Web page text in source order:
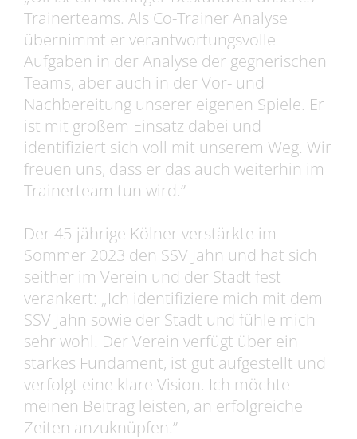
Trainerteams. Als Co-Trainer Analyse
übernimmt er verantwortungsvolle
Aufgaben in der Analyse der gegnerischen
Teams, aber auch in der Vor- und
Nachbereitung unserer eigenen Spiele. Er
ist mit großem Einsatz dabei und
identifiziert sich voll mit unserem Weg. Wir
freuen uns, dass er das auch weiterhin im
Trainerteam tun wird.”
Der 45-jährige Kölner verstärkte im
Sommer 2023 den SSV Jahn und hat sich
seither im Verein und der Stadt fest
verankert: „Ich identifiziere mich mit dem
SSV Jahn sowie der Stadt und fühle mich
sehr wohl. Der Verein verfügt über ein
starkes Fundament, ist gut aufgestellt und
verfolgt eine klare Vision. Ich möchte
meinen Beitrag leisten, an erfolgreiche
Zeiten anzuknüpfen.”